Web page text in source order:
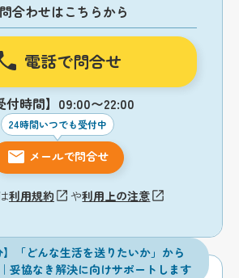
合わせはこちらから
電話で問合せ
付時間】09:00〜22:00
24時間いつでも受付中
メールで問合せ
利用規約 や利用上の注意
】「どんな生活を送りたいか」から
妥協なき解決に向けサポートします